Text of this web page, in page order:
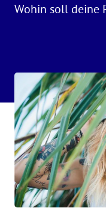
Wohin soll deine